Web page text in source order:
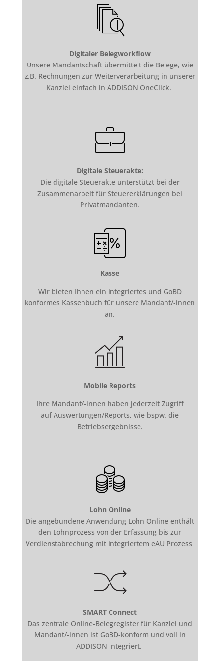
Digitaler Belegworkflow
Unsere Mandantschaft übermittelt die Belege, wie
z.B. Rechnungen zur Weiterverarbeitung in unserer
Kanzlei einfach in ADDISON OneClick.
Digitale Steuerakte:
Die digitale Steuerakte unterstützt bei der
Zusammenarbeit für Steuererklärungen bei
Privatmandanten.
Kasse
Wir bieten Ihnen ein integriertes und GoBD
konformes Kassenbuch für unsere Mandant/-innen
an.
Mobile Reports
Ihre Mandant/-innen haben jederzeit Zugriff
aufAuswertungen/Reports, wie bspw. die
Betriebsergebnisse.
Lohn Online
Die angebundene Anwendung Lohn Online enthält
den Lohnprozess von der Erfassung bis zur
Verdienstabrechung mit integriertem eAU Prozess.
SMART Connect
Das zentrale Online-Belegregister für Kanzlei und
Mandant/-innen ist GoBD-konform und voll in
ADDISON integriert.